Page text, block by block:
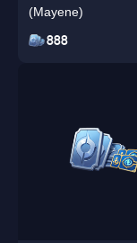
(Mayene)
888